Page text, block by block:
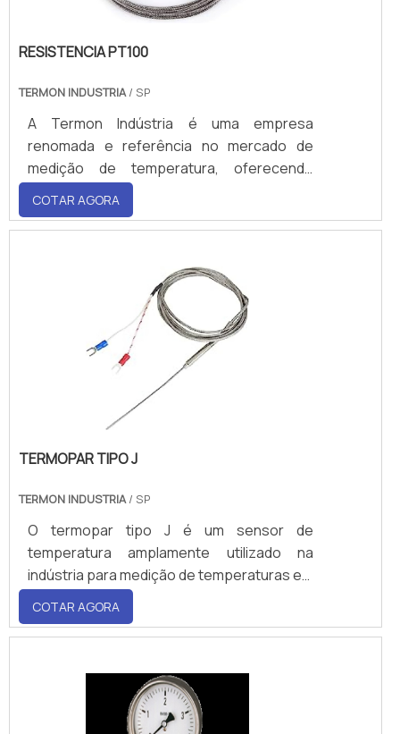
RESISTENCIA PT100
TERMON INDUSTRIA/ SP
A Termon Indústria é uma empresa
renomada e referência no mercado de
medição de temperatura, oferecendo
soluções de alta qualidade p
COTAR AGORA
TERMOPAR TIPO J
TERMON INDUSTRIA/ SP
O termopar tipo J é um sensor de
temperatura amplamente utilizado na
indústria para medição de temperaturas em
uma ampla faixa de -210°C a 760°C
COTAR AGORA